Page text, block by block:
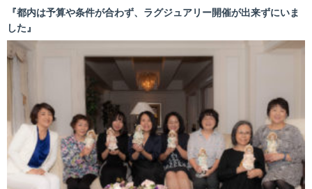
『都内は予算や条件が合わず、ラグジュアリー開催が出来ずにいま
した』